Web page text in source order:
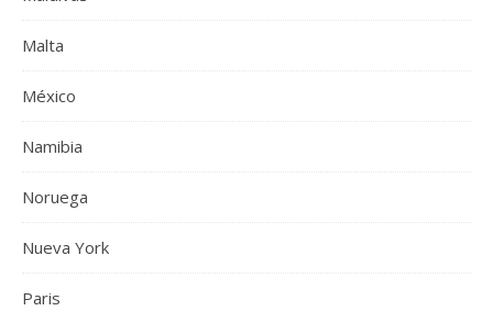
Malta
México
Namibia
Noruega
Nueva York
Paris